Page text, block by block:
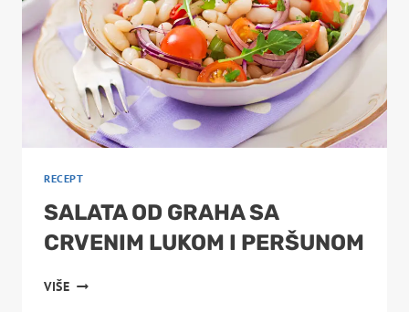
RECEPT
SALATA OD GRAHA SA
CRVENIM LUKOM I PERŠUNOM
VIŠESALATA